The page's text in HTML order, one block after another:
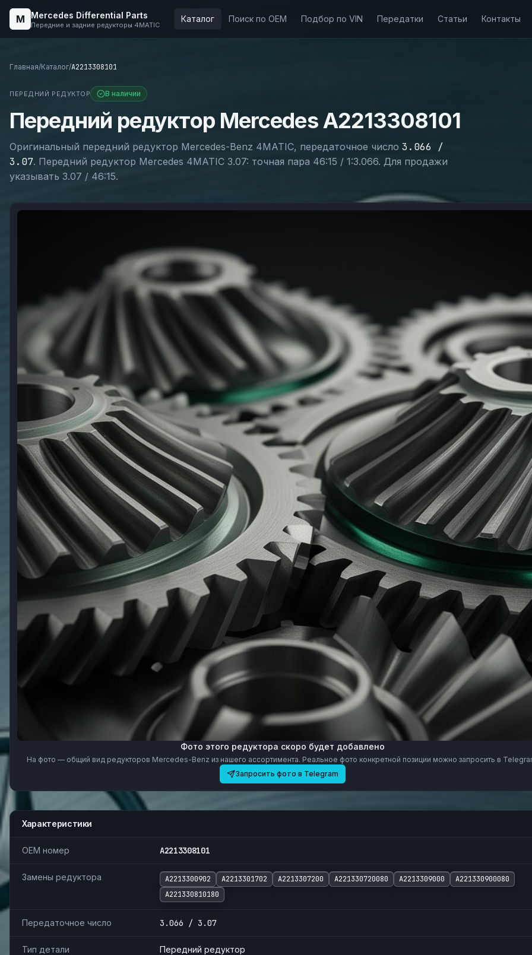
M Mercedes Differential Parts
Передние и задние редукторы 4MATIC
Каталог Поиск по OEM Подбор по VIN Передатки Статьи Контакты
Главная/Каталог/A2213308101
ПЕРЕДНИЙ РЕДУКТОР В наличии
Передний редуктор Mercedes A2213308101
Оригинальный передний редуктор Mercedes-Benz 4MATIC, передаточное число 3.066 /
3.07. Передний редуктор Mercedes 4MATIC 3.07: точная пара 46:15 / 1:3.066. Для продажи
указывать 3.07 / 46:15.
Фото этого редуктора скоро будет добавлено
На фото — общий вид редукторов Mercedes-Benz из нашего ассортимента. Реальное фото конкретной позиции можно запросить в
Запросить фото в Telegram
Характеристики
OEM номер A2213308101
Замены редуктора A2213300902 A2213301702 A2213307200 A221330720080 A2213309000
A221330900080
A221330810180
Передаточное число 3.066 / 3.07
Тип детали Передний редуктор